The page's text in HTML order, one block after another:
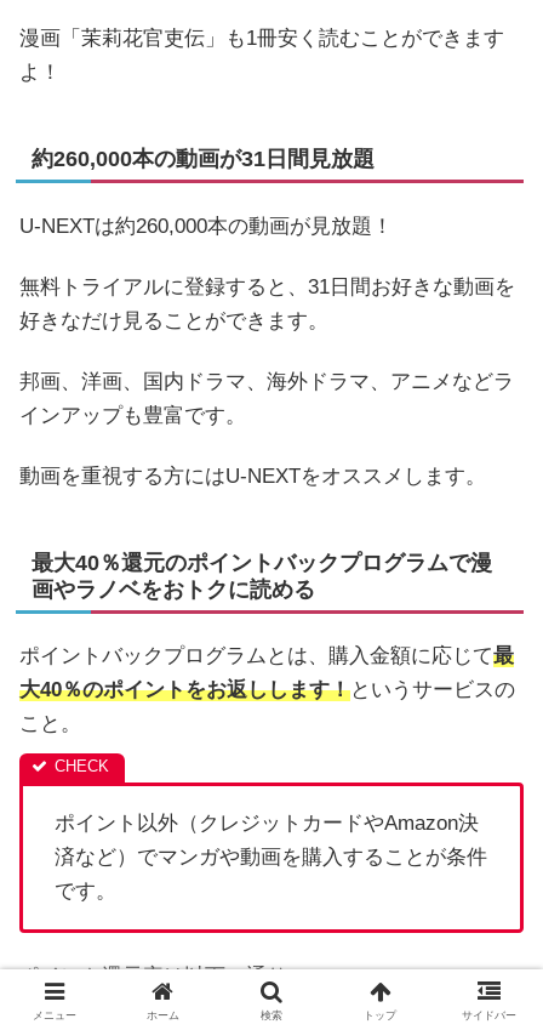
漫画「茉莉花官吏伝」も1冊安く読むことができます
よ！
約260,000本の動画が31日間見放題
U-NEXTは約260,000本の動画が見放題！
無料トライアルに登録すると、31日間お好きな動画を
好きなだけ見ることができます。
邦画、洋画、国内ドラマ、海外ドラマ、アニメなどラ
インアップも豊富です。
動画を重視する方にはU-NEXTをオススメします。
最大40％還元のポイントバックプログラムで漫
画やラノベをおトクに読める
ポイントバックプログラムとは、購入金額に応じて最
大40％のポイントをお返しします！というサービスの
こと。
ポイント以外（クレジットカードやAmazon決
済など）でマンガや動画を購入することが条件
です。
ポイント還元率は以下の通り。
メニュー ホーム 検索 トップ サイドバー